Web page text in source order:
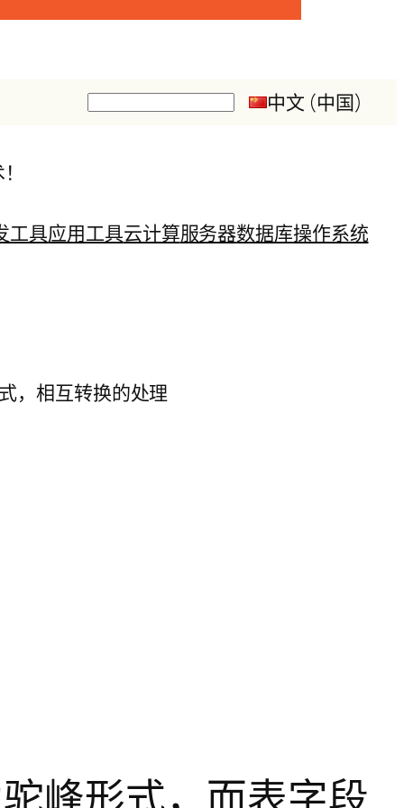
搜
中文 (中国)
工具应用工具云计算服务器数据库操作系统
，相互转换的处理
峰形式，而表字段